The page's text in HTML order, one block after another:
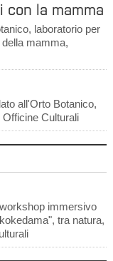
con la mamma
laboratorio per
mamma,
all'Orto Botanico,
Culturali
immersivo
tra natura,